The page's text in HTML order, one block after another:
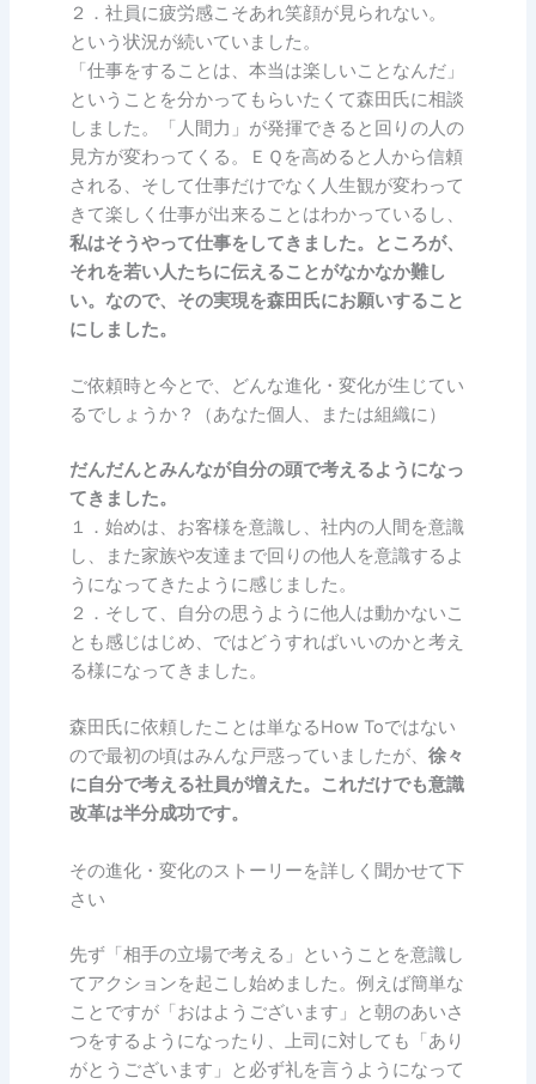
２．社員に疲労感こそあれ笑顔が見られない。
という状況が続いていました。
「仕事をすることは、本当は楽しいことなんだ」
ということを分かってもらいたくて森田氏に相談
しました。「人間力」が発揮できると回りの人の
見方が変わってくる。ＥＱを高めると人から信頼
される、そして仕事だけでなく人生観が変わって
きて楽しく仕事が出来ることはわかっているし、
私はそうやって仕事をしてきました。ところが、
それを若い人たちに伝えることがなかなか難し
い。なので、その実現を森田氏にお願いすること
にしました。
ご依頼時と今とで、どんな進化・変化が生じてい
るでしょうか？（あなた個人、または組織に）
だんだんとみんなが自分の頭で考えるようになっ
てきました。
１．始めは、お客様を意識し、社内の人間を意識
し、また家族や友達まで回りの他人を意識するよ
うになってきたように感じました。
２．そして、自分の思うように他人は動かないこ
とも感じはじめ、ではどうすればいいのかと考え
る様になってきました。
森田氏に依頼したことは単なるHow Toではない
ので最初の頃はみんな戸惑っていましたが、 徐々
に自分で考える社員が増えた。これだけでも意識
改革は半分成功です。
その進化・変化のストーリーを詳しく聞かせて下
さい
先ず「相手の立場で考える」ということを意識し
てアクションを起こし始めました。例えば簡単な
ことですが「おはようございます」と朝のあいさ
つをするようになったり、上司に対しても「あり
がとうございます」と必ず礼を言うようになって